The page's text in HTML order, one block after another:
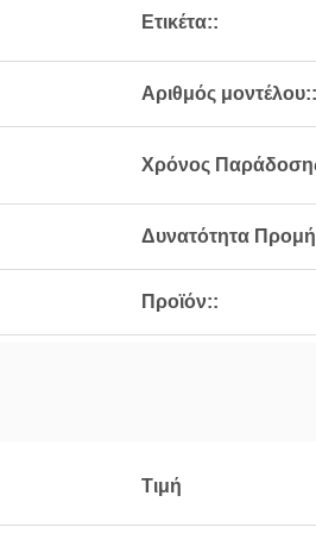
Ετικέτα::
Αριθμός μοντέλου::
Χρόνος
Δυνατότητα
Προϊόν::
Τιμή